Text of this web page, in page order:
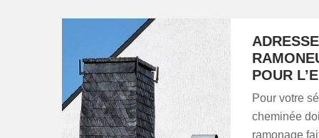
POUR
Pour votre
cheminée
ramonage